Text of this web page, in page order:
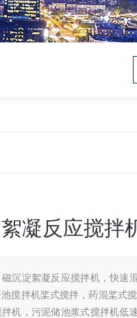
凝反应搅拌
磁沉淀絮凝反应搅拌机，快速
搅拌机桨式搅拌，药混桨式
机，污泥储池浆式搅拌机低